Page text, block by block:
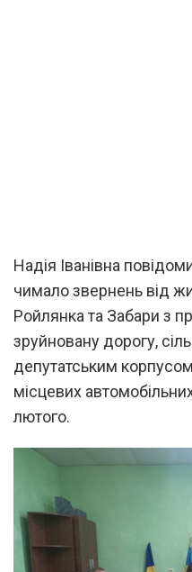
Надія Іванівна
чимало звернень від
Ройлянка та Забари з
зруйновану дорогу,
депутатським
місцевих
лютого.